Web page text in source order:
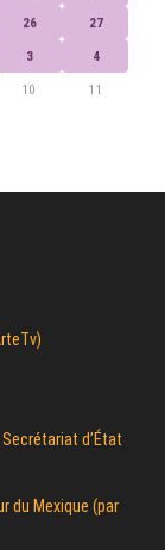
26 27
3 4
10 11
d’État
du Mexique (par